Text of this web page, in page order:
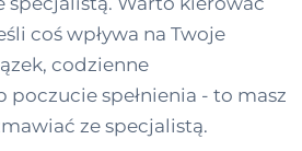
coś wpływa na Twoje
codzienne
spełnienia - to masz
ze specjalistą.